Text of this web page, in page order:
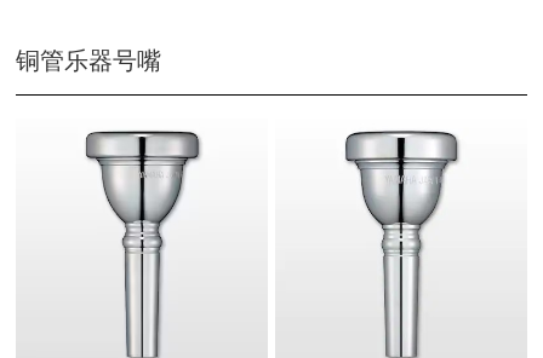
铜管乐器号嘴